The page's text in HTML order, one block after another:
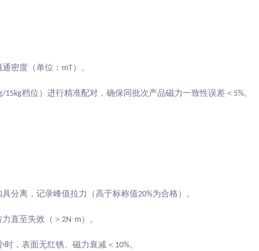
密度（单位： mT）。
15kg档位）进行精准配对，确保同批次产品磁力一致性误差＜ 5%。
分离，记录峰值拉力（高于标称值20%为合格）。
直至失效（＞ 2N· m）。
时，表面无红锈、磁力衰减＜ 10%。